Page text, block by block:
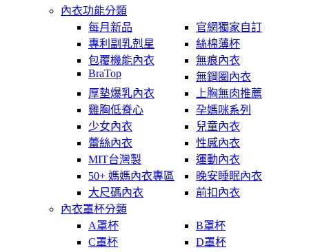
內衣功能分類
每月新品
官網獨家自訂
專利副乳剋星
絲棉薄杯
包覆機能內衣
無痕內衣
BraTop
無鋼圈內衣
厚墊爆乳內衣
上胸無肉推薦
雞胸低脊心
孕媽咪系列
少女內衣
兒童內衣
蕾絲內衣
性感內衣
MIT台灣製
運動內衣
50+ 媽媽內衣專區
晚安睡眠內衣
大尺碼內衣
前扣內衣
內衣罩杯分類
A罩杯
B罩杯
C罩杯
D罩杯